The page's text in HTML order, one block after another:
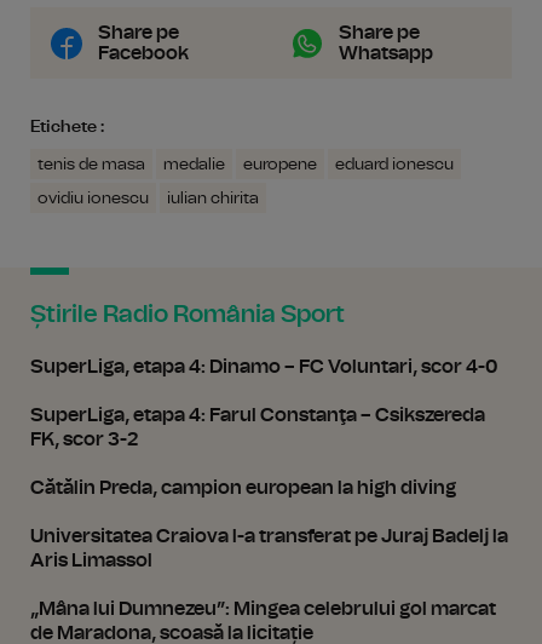
Share pe
Facebook
Share pe
Whatsapp
Etichete :
tenis de masa medalie europene
eduard ionescu
ovidiu ionescu
iulian chirita
Știrile Radio România Sport
SuperLiga, etapa 4: Dinamo – FC Voluntari, scor 4-0
SuperLiga, etapa 4: Farul Constanţa – Csikszereda
FK, scor 3-2
Cătălin Preda, campion european la high diving
Universitatea Craiova l-a transferat pe Juraj Badelj la
Aris Limassol
„Mâna lui Dumnezeu”: Mingea celebrului gol marcat
de Maradona, scoasă la licitație